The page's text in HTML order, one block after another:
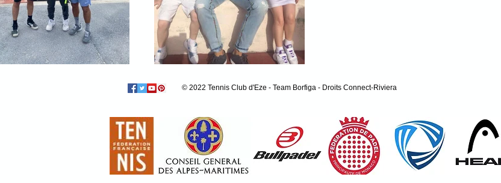
© 2022 Tennis Club d'Eze - Team Borfiga - Droits Connect-Riviera